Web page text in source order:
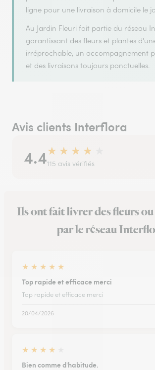
ligne pour une livraison à domicile le
Au Jardin Fleuri fait partie du réseau
garantissant des fleurs et plantes
irréprochable, un accompagnement
et des livraisons toujours ponctuelles.
Avis clients Interflora
4.4★ ★ ★ ★
115 avis vérifiés
Ils ont fait livrer des fleurs
par le réseau
★ ★ ★ ★ ★
Top rapide et efficace merci
Top rapide et efficace merci
20/04/2026
★ ★ ★ ★
Bien comme d'habitude.